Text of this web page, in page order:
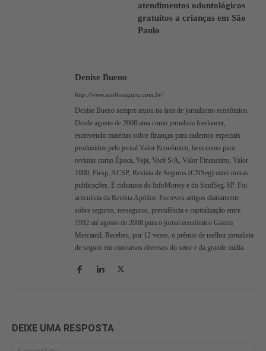
atendimentos odontológicos
gratuitos a crianças em São
Paulo
Denise Bueno
http://www.sonhoseguro.com.br/
Denise Bueno sempre atuou na área de jornalismo econômico.
Desde agosto de 2008 atua como jornalista freelancer,
escrevendo matérias sobre finanças para cadernos especiais
produzidos pelo jornal Valor Econômico, bem como para
revistas como Época, Veja, Você S/A, Valor Financeiro, Valor
1000, Fiesp, ACSP, Revista de Seguros (CNSeg) entre outras
publicações. É colunista do InfoMoney e do SindSeg-SP. Foi
articulista da Revista Apólice. Escreveu artigos diariamente
sobre seguros, resseguros, previdência e capitalização entre
1992 até agosto de 2008 para o jornal econômico Gazeta
Mercantil. Recebeu, por 12 vezes, o prêmio de melhor jornalista
de seguro em concursos diversos do setor e da grande mídia.
DEIXE UMA RESPOSTA